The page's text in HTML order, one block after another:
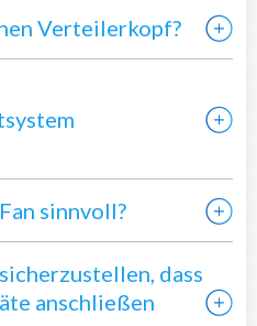
Verteilerkopf?
sinnvoll?
dass
anschließen